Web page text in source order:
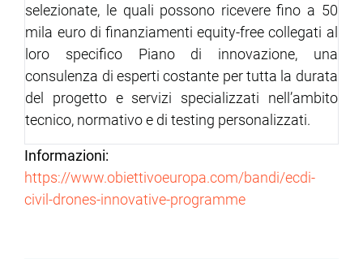
selezionate, le quali possono ricevere fino a 50
mila euro di finanziamenti equity-free collegati al
loro specifico Piano di innovazione, una
consulenza di esperti costante per tutta la durata
del progetto e servizi specializzati nell’ambito
tecnico, normativo e di testing personalizzati.
Informazioni:
https://www.obiettivoeuropa.com/bandi/ecdi-
civil-drones-innovative-programme